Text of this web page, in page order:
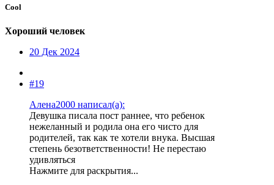
Cool
Хороший человек
20 Дек 2024
#19
Алена2000 написал(а):
Девушка писала пост раннее, что ребенок
нежеланный и родила она его чисто для
родителей, так как те хотели внука. Высшая
степень безответственности! Не перестаю
удивляться
Нажмите для раскрытия...